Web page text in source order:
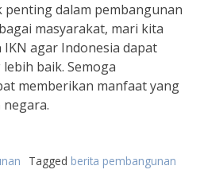
dalam pembangunan
masyarakat, mari kita
agar Indonesia dapat
baik. Semoga
memberikan manfaat yang
Tagged berita pembangunan